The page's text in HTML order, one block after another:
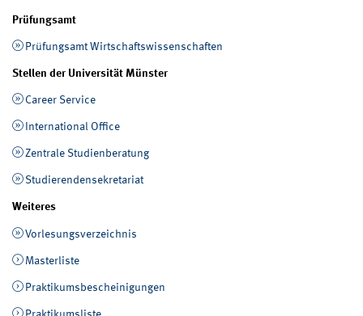
Prüfungsamt
Prüfungsamt Wirtschaftswissenschaften
Stellen der Universität Münster
Career Service
International Office
Zentrale Studienberatung
Studierendensekretariat
Weiteres
Vorlesungsverzeichnis
Masterliste
Praktikumsbescheinigungen